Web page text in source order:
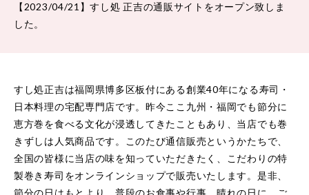
【2023/04/21】すし処 正吉の通販サイトをオープン致しま
した。
すし処正吉は福岡県博多区板付にある創業40年になる寿司・
日本料理の宅配専門店です。昨今ここ九州・福岡でも節分に
恵方巻を食べる文化が浸透してきたこともあり、当店でも巻
きずしは人気商品です。このたび通信販売というかたちで、
全国の皆様に当店の味を知っていただきたく、こだわりの特
製巻き寿司をオンラインショップで販売いたします。是非、
節分の日はもとより、普段のお食事や行事、晴れの日に、ご